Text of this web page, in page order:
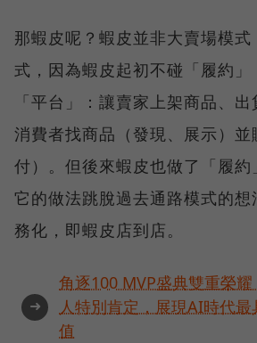
那蝦皮呢？蝦皮並非大賣場模式
式，因為蝦皮起初不碰「履約」
「平台」：讓賣家上架商品、
消費者找商品（發現、展示）並
付）。但後來蝦皮也做了「履約
它的做法跳脫過去通路模式的
務化，即蝦皮店到店。
➜
角逐100 MVP盛典雙重榮
人特別肯定，展現AI時代
值